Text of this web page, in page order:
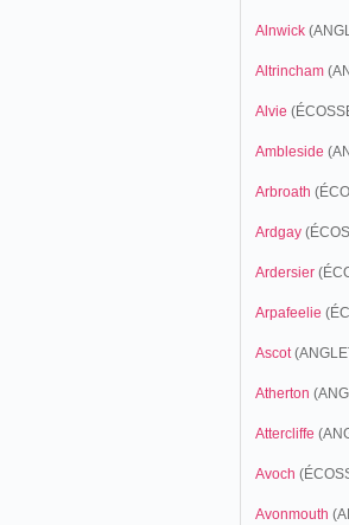
Alnwick
Altrincham
Alvie
Ambleside
Arbroath
Ardgay
Ardersier
Arpafeelie
Ascot
Atherton
Attercliffe
Avoch
Avonmouth